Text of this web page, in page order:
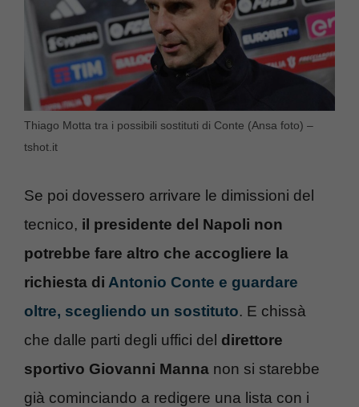
Thiago Motta tra i possibili sostituti di Conte (Ansa foto) –
tshot.it
Se poi dovessero arrivare le dimissioni del
tecnico, il presidente del Napoli non
potrebbe fare altro che accogliere la
richiesta di Antonio Conte e guardare
oltre, scegliendo un sostituto. E chissà
che dalle parti degli uffici del direttore
sportivo Giovanni Manna non si starebbe
già cominciando a redigere una lista con i